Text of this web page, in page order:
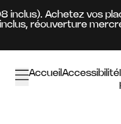
Achetez vos
réouverture
AccueilAccessibilité